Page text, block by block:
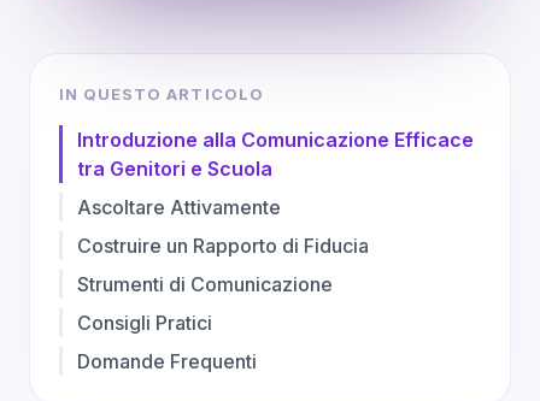
IN QUESTO ARTICOLO
Introduzione alla Comunicazione Efficace
tra Genitori e Scuola
Ascoltare Attivamente
Costruire un Rapporto di Fiducia
Strumenti di Comunicazione
Consigli Pratici
Domande Frequenti